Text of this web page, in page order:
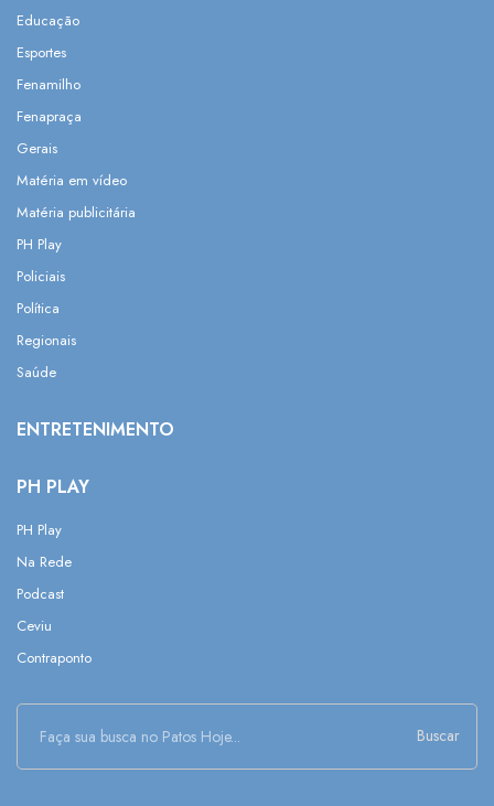
Educação
Esportes
Fenamilho
Fenapraça
Gerais
Matéria em vídeo
Matéria publicitária
PH Play
Policiais
Política
Regionais
Saúde
ENTRETENIMENTO
PH PLAY
PH Play
Na Rede
Podcast
Ceviu
Contraponto
Buscar